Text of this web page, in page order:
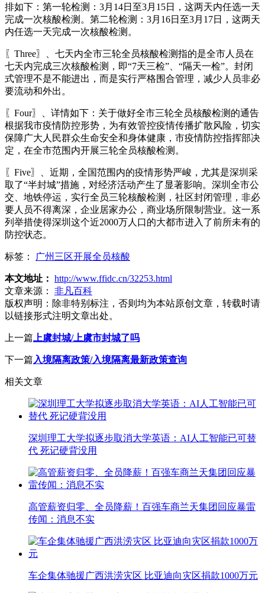
排如下：第一轮检测：3月14日至3月15日，这两天内任选一天
完成一次核酸检测。第二轮检测：3月16日至3月17日，这两天
内任选一天完成一次核酸检测。
〖Three〗、七天内全市三轮全员核酸检测指的是全市人员在
七天内完成三次核酸检测，即“7天三检”、“隔天一检”。封闭
式管理不是不能进出，而是实行严格围合管理，减少人员非必
要流动和外出。
〖Four〗、详情如下：关于做好全市三轮全员核酸检测的通告
根据我市疫情防控形势，为有效管控疫情传播扩散风险，切实
保障广大人民群众生命安全和身体健康，市疫情防控指挥部决
定，在全市范围内开展三轮全员核酸检测。
〖Five〗、近期，全国范围内的疫情形势严峻，尤其是深圳采
取了“半封城”措施，对经济活动产生了显著影响。深圳全市公
交、地铁停运，实行全员三轮核酸检测，社区封闭管理，非必
要人员不得离深，企业居家办公，商业场所限制营业。这一系
列举措使得深圳这个近2000万人口的大都市进入了前所未有的
防控状态。
标签： 广州三区开展全员核酸
本文地址： http://www.ffidc.cn/32253.html
文章来源：
非凡百科
版权声明： 除非特别标注，否则均为本站原创文章，转载时请
以链接形式注明文章出处。
上一篇 上虞封城/上虞市封城了吗
下一篇 入境隔离政策/入境隔离最新政策查询
相关文章
深圳理工大学拟逐步取消大学英语：AI人工智能已可替
代 死记硬背没用
高管薪资归零、全员降薪！百强车商兰天集团回应暴雷
传闻：消息不实
车企集体驰援广西洪涝灾区 比亚迪向灾区捐款1000万元